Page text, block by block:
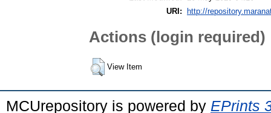
URI:
http://
Actions (login required)
View Item
MCUrepository is powered by EPrints